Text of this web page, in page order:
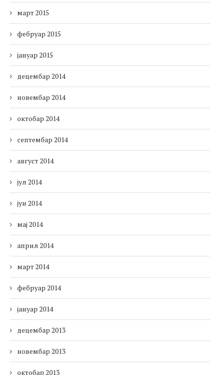
март 2015
фебруар 2015
јануар 2015
децембар 2014
новембар 2014
октобар 2014
септембар 2014
август 2014
јул 2014
јун 2014
мај 2014
април 2014
март 2014
фебруар 2014
јануар 2014
децембар 2013
новембар 2013
октобар 2013